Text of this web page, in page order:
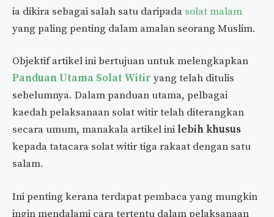
ia dikira sebagai salah satu daripada solat malam
yang paling penting dalam amalan seorang Muslim.
Objektif artikel ini bertujuan untuk melengkapkan
Panduan Utama Solat Witir yang telah ditulis
sebelumnya. Dalam panduan utama, pelbagai
kaedah pelaksanaan solat witir telah diterangkan
secara umum, manakala artikel inilebih khusus
kepada tatacara solat witir tiga rakaat dengan satu
salam.
Ini penting kerana terdapat pembaca yang mungkin
ingin mendalami cara tertentu dalam pelaksanaan